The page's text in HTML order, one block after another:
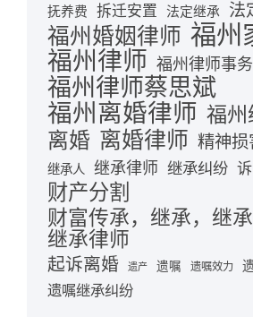
抚养费 拆迁安置 法定继承 法
福州婚姻律师 福州
福州律师 福州律师事
福州律师蔡思斌
福州离婚律师 福州
离婚 离婚律师 精神损
继承人 继承律师 继承纠纷
财产分割
财富传承，继承，继
继承律师
起诉离婚 遗产 遗嘱 遗嘱效力
遗嘱继承纠纷